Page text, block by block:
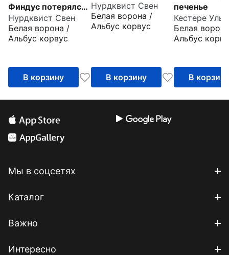
Финдус потерялся,
когда был
маленький
Нурдквист Свен
Белая ворона /
Альбус корвус
В корзину
Нурдквист Свен
Белая ворона /
Альбус корвус
В корзину
печенье
Кестере
Белая
Альбус
В корзину
Мы в соцсетях
Каталог
Важно
Интересно